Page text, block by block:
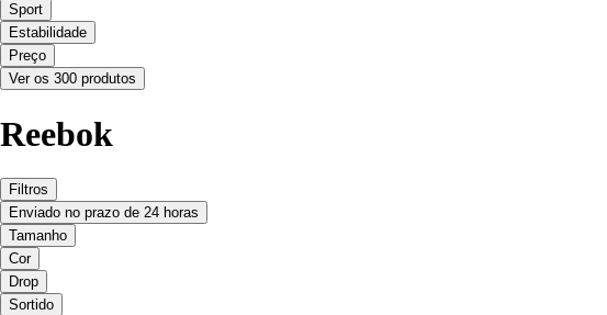
Sport
Estabilidade
Preço
Ver os 300 produtos
Reebok
Filtros
Enviado no prazo de 24 horas
Tamanho
Cor
Drop
Sortido